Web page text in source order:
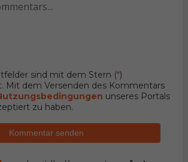
sind mit dem Stern (*)
Mit dem Versenden des Kommentars
unseres Portals
zu haben.
Kommentar senden